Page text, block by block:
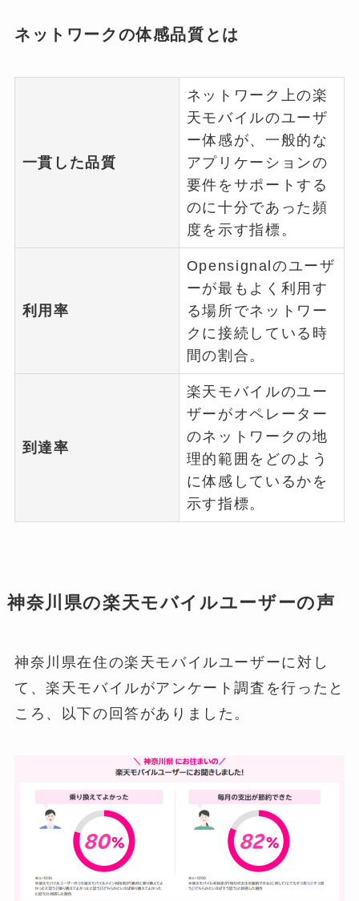
ネットワークの体感品質とは
一貫した品質
ネットワーク上の楽
天モバイルのユーザ
ー体感が、一般的な
アプリケーションの
要件をサポートする
のに十分であった頻
度を示す指標。
利用率
Opensignalのユーザ
ーが最もよく利用す
る場所でネットワー
クに接続している時
間の割合。
到達率
楽天モバイルのユー
ザーがオペレーター
のネットワークの地
理的範囲をどのよう
に体感しているかを
示す指標。
神奈川県の楽天モバイルユーザーの声
神奈川県在住の楽天モバイルユーザーに対し
て、楽天モバイルがアンケート調査を行ったと
ころ、以下の回答がありました。